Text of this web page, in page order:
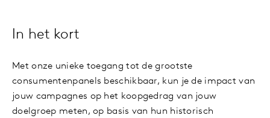
In het kort
Met onze unieke toegang tot de grootste
consumentenpanels beschikbaar, kun je de impact van
jouw campagnes op het koopgedrag van jouw
doelgroep meten, op basis van hun historisch